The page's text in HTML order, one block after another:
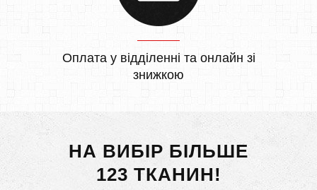
Оплата у відділенні та онлайн зі
знижкою
НА ВИБІР БІЛЬШЕ
123 ТКАНИН!